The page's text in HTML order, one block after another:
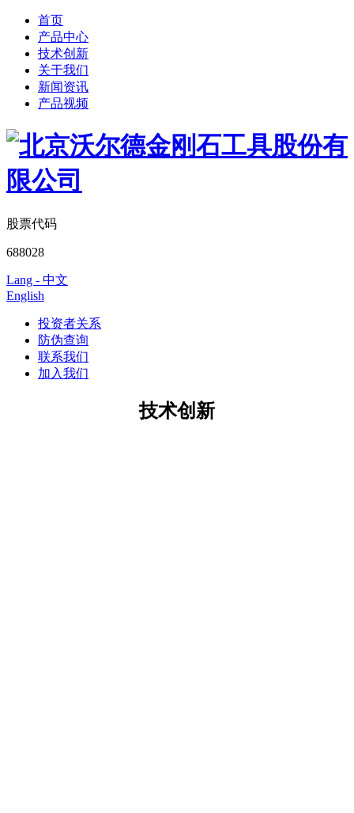
首页
产品中心
技术创新
关于我们
新闻资讯
产品视频
股票代码
688028
Lang - 中文
English
投资者关系
防伪查询
联系我们
加入我们
技术创新